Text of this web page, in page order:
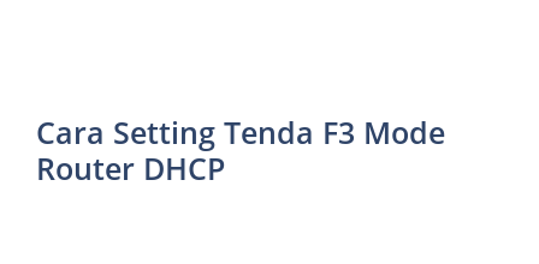
Cara Setting Tenda F3 Mode
Router DHCP